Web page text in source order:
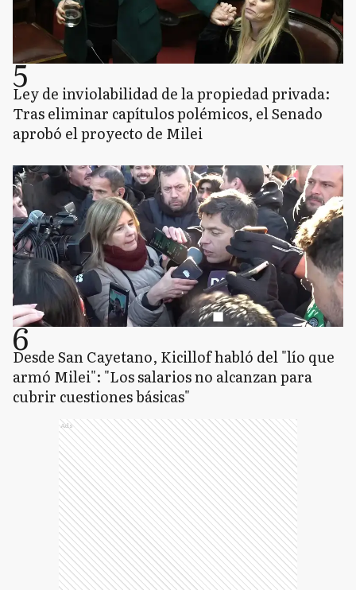
5
Ley de inviolabilidad de la propiedad privada:
Tras eliminar capítulos polémicos, el Senado
aprobó el proyecto de Milei
6
Desde San Cayetano, Kicillof habló del "lío que
armó Milei": "Los salarios no alcanzan para
cubrir cuestiones básicas"
Ads